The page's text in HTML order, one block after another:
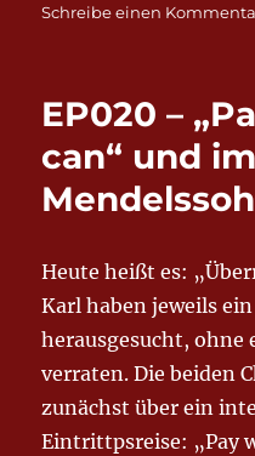
Schreibe einen
EP020 –
can“ und
Heute heißt es:
Karl haben jeweils
herausgesucht, ohne
verraten. Die beiden
zunächst über ein
Eintrittpsreise: „Pay